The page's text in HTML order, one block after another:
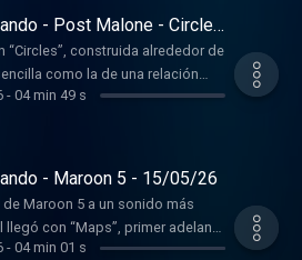
los mayores éxitos del pop
- Post Malone - Circles
“Circles”, construida alrededor de
como la de una relación
sin encontrar salida, terminó
- 04 min 49 s
- Maroon 5 - 15/05/26
de Maroon 5 a un sonido más
con “Maps”, primer adelanto
álbum de estudio, publicado
- 04 min 01 s